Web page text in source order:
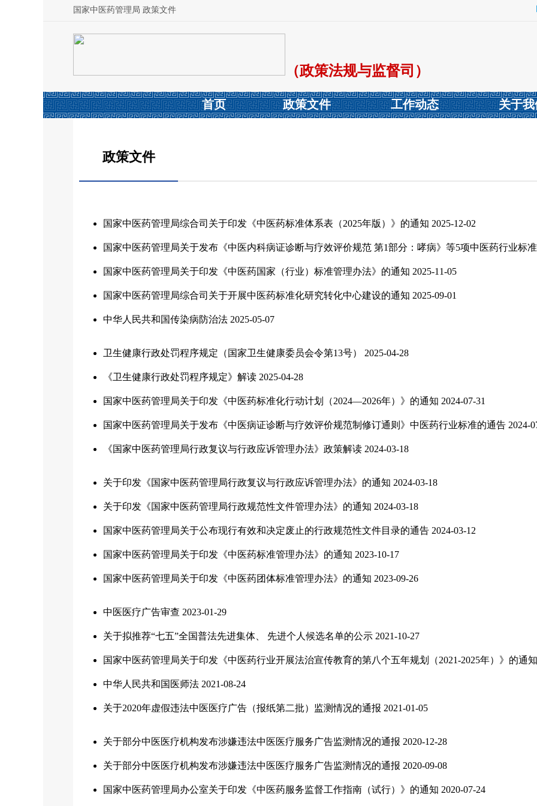
国家中医药管理局 政策文件
（政策法规与监督司）
首页 政策文件 工作动态 关于我
政策文件
国家中医药管理局综合司关于印发《中医药标准体系表（2025年版）》的通知 2025-12-02
国家中医药管理局关于发布《中医内科病证诊断与疗效评价规范 第1部分：哮病》等5项中医药行业标
国家中医药管理局关于印发《中医药国家（行业）标准管理办法》的通知 2025-11-05
国家中医药管理局综合司关于开展中医药标准化研究转化中心建设的通知 2025-09-01
中华人民共和国传染病防治法 2025-05-07
卫生健康行政处罚程序规定（国家卫生健康委员会令第13号） 2025-04-28
《卫生健康行政处罚程序规定》解读 2025-04-28
国家中医药管理局关于印发《中医药标准化行动计划（2024—2026年）》的通知 2024-07-31
国家中医药管理局关于发布《中医病证诊断与疗效评价规范制修订通则》中医药行业标准的通告 2024-
《国家中医药管理局行政复议与行政应诉管理办法》政策解读 2024-03-18
关于印发《国家中医药管理局行政复议与行政应诉管理办法》的通知 2024-03-18
关于印发《国家中医药管理局行政规范性文件管理办法》的通知 2024-03-18
国家中医药管理局关于公布现行有效和决定废止的行政规范性文件目录的通告 2024-03-12
国家中医药管理局关于印发《中医药标准管理办法》的通知 2023-10-17
国家中医药管理局关于印发《中医药团体标准管理办法》的通知 2023-09-26
中医医疗广告审查 2023-01-29
关于拟推荐“七五”全国普法先进集体、 先进个人候选名单的公示 2021-10-27
国家中医药管理局关于印发《中医药行业开展法治宣传教育的第八个五年规划（2021-2025年）》的通知
中华人民共和国医师法 2021-08-24
关于2020年虚假违法中医医疗广告（报纸第二批）监测情况的通报 2021-01-05
关于部分中医医疗机构发布涉嫌违法中医医疗服务广告监测情况的通报 2020-12-28
关于部分中医医疗机构发布涉嫌违法中医医疗服务广告监测情况的通报 2020-09-08
国家中医药管理局办公室关于印发《中医药服务监督工作指南（试行）》的通知 2020-07-24